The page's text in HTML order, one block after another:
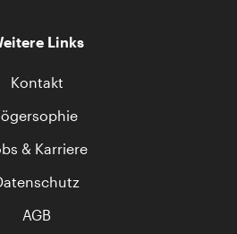
Links
Kontakt
& Karriere
AGB